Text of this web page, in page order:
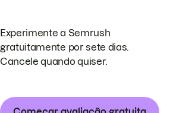
Experimente a Semrush
gratuitamente por sete dias.
Cancele quando quiser.